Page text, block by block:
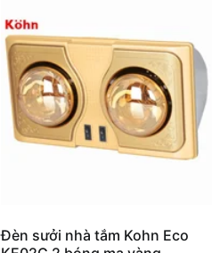
Đèn sưởi nhà tắm Kohn Eco